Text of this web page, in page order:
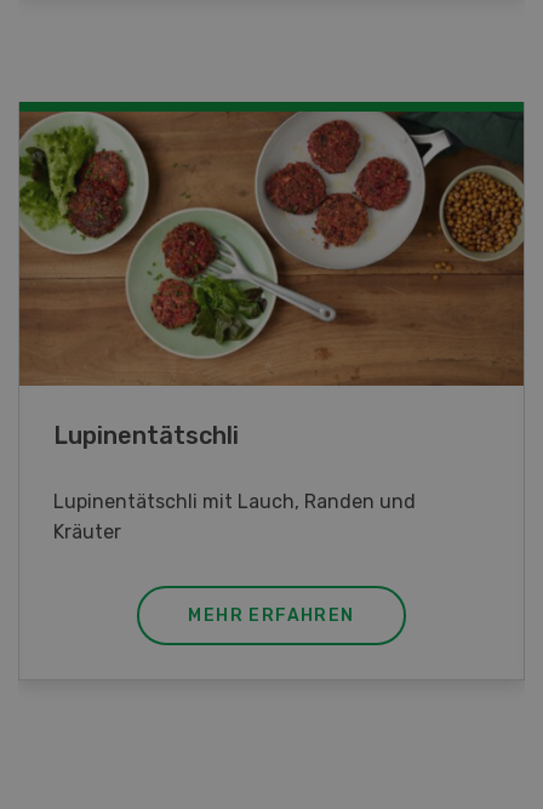
Frühlingsrollen
Frühlingsrollen mit Poulet
MEHR ERFAHREN